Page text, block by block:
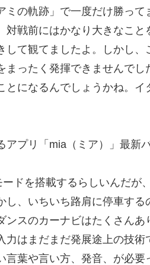
ミの軌跡」で一度だけ勝って
対戦前にはかなり大きなこと
して観てましたよ。しかし
まったく発揮できませんで
とになるんでしょうかね。イ
プリ「mia（ミア）」最新
ドを搭載するらしいんだが
し、いちいち路肩に停車す
ンスのカーナビはたくさん
力はまだまだ発展途上の技
言葉や言い方、発音、が必